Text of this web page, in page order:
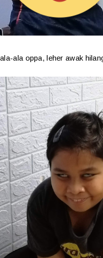
ala oppa, leher awak